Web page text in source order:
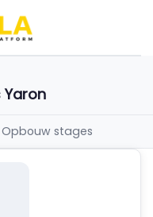
Opbouw stages